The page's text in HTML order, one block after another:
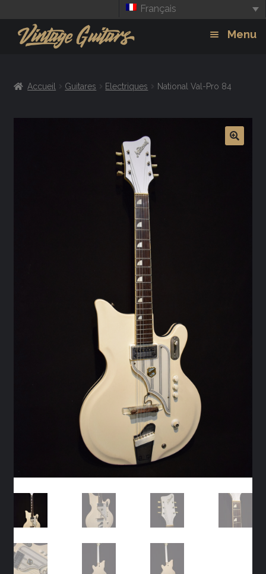
Français
Menu
Amplis
Effets
Accueil Guitares Electriques National Val-Pro 84